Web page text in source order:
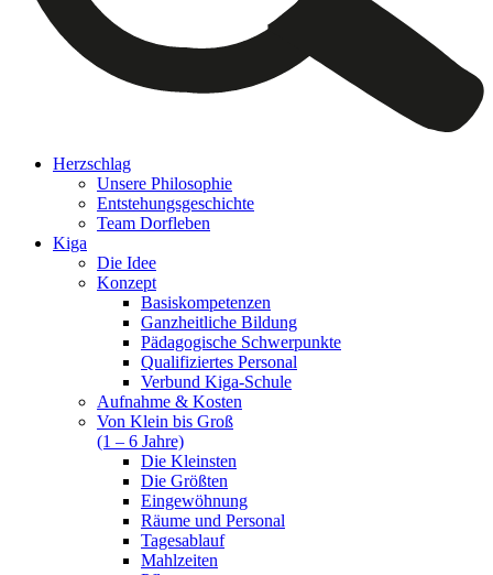
Herzschlag
Unsere Philosophie
Entstehungsgeschichte
Team Dorfleben
Kiga
Die Idee
Konzept
Basiskompetenzen
Ganzheitliche Bildung
Pädagogische Schwerpunkte
Qualifiziertes Personal
Verbund Kiga-Schule
Aufnahme & Kosten
Von Klein bis Groß
(1 – 6 Jahre)
Die Kleinsten
Die Größten
Eingewöhnung
Räume und Personal
Tagesablauf
Mahlzeiten